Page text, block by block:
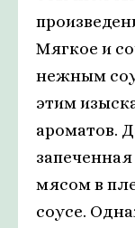
Мягкое и
нежным
этим
ароматов.
мясом в
соусе.